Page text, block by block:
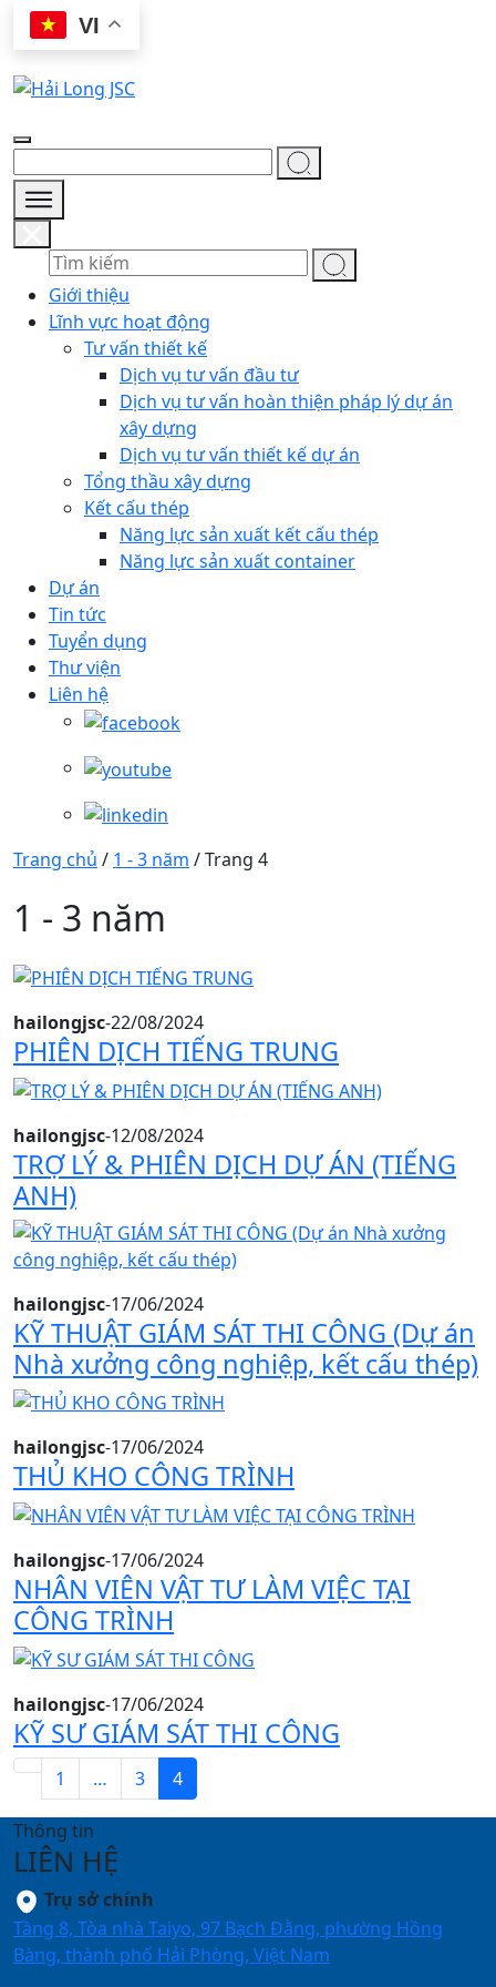
Skip
VI
Giới thiệu
Lĩnh vực hoạt động
Tư vấn thiết kế
Dịch vụ tư vấn đầu tư
Dịch vụ tư vấn hoàn thiện pháp lý dự án
xây dựng
Dịch vụ tư vấn thiết kế dự án
Tổng thầu xây dựng
Kết cấu thép
Năng lực sản xuất kết cấu thép
Năng lực sản xuất container
Dự án
Tin tức
Tuyển dụng
Thư viện
Liên hệ
Trang chủ / 1 - 3 năm /Trang 4
1 - 3 năm
hailongjsc-22/08/2024
PHIÊN DỊCH TIẾNG TRUNG
hailongjsc-12/08/2024
TRỢ LÝ & PHIÊN DỊCH DỰ ÁN (TIẾNG
ANH)
hailongjsc-17/06/2024
KỸ THUẬT GIÁM SÁT THI CÔNG (Dự án
Nhà xưởng công nghiệp, kết cấu thép)
hailongjsc-17/06/2024
THỦ KHO CÔNG TRÌNH
hailongjsc-17/06/2024
NHÂN VIÊN VẬT TƯ LÀM VIỆC TẠI
CÔNG TRÌNH
hailongjsc-17/06/2024
KỸ SƯ GIÁM SÁT THI CÔNG
1 … 3 4
Thông tin
LIÊN HỆ
Trụ sở chính
Tầng 8, Tòa nhà Taiyo, 97 Bạch Đằng, phường Hồng
Bàng, thành phố Hải Phòng, Việt Nam